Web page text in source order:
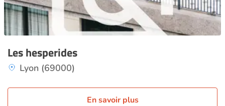
Les hesperides
Lyon (69000)
En savoir plus